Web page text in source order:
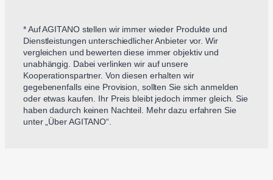
* Auf AGITANO stellen wir immer wieder Produkte und
Dienstleistungen unterschiedlicher Anbieter vor. Wir
vergleichen und bewerten diese immer objektiv und
unabhängig. Dabei verlinken wir auf unsere
Kooperationspartner. Von diesen erhalten wir
gegebenenfalls eine Provision, sollten Sie sich anmelden
oder etwas kaufen. Ihr Preis bleibt jedoch immer gleich. Sie
haben dadurch keinen Nachteil. Mehr dazu erfahren Sie
unter „Über AGITANO“.